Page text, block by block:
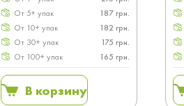
От 5+ упак
187 грн.
От 10+ упак
182 грн.
От 30+ упак
175 грн.
От 100+ упак
165 грн.
В корзину